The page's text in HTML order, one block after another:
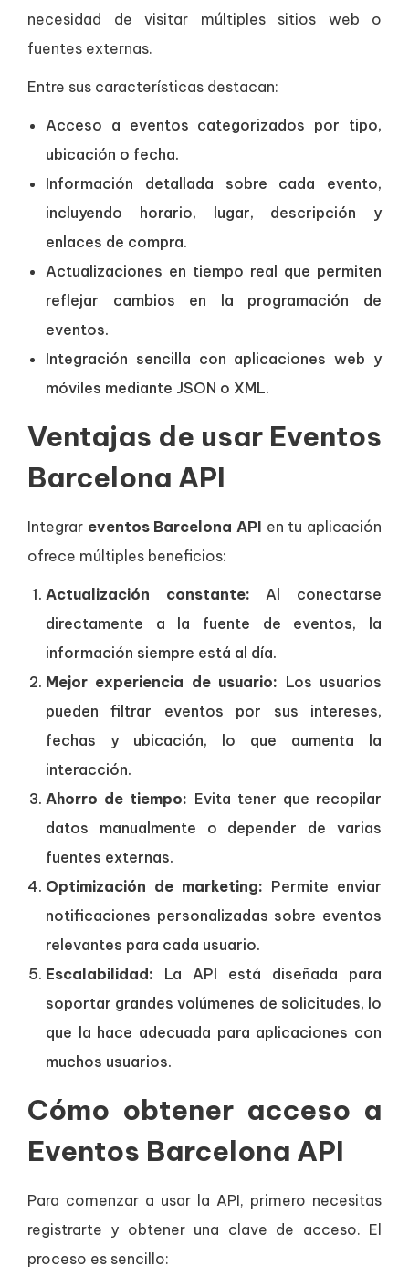
necesidad de visitar múltiples sitios web o
fuentes externas.
Entre sus características destacan:
Acceso a eventos categorizados por tipo,
ubicación o fecha.
Información detallada sobre cada evento,
incluyendo horario, lugar, descripción y
enlaces de compra.
Actualizaciones en tiempo real que permiten
reflejar cambios en la programación de
eventos.
Integración sencilla con aplicaciones web y
móviles mediante JSON o XML.
Ventajas de usar Eventos
Barcelona API
Integrar eventos Barcelona API en tu aplicación
ofrece múltiples beneficios:
Actualización constante: Al conectarse
directamente a la fuente de eventos, la
información siempre está al día.
Mejor experiencia de usuario: Los usuarios
pueden filtrar eventos por sus intereses,
fechas y ubicación, lo que aumenta la
interacción.
Ahorro de tiempo: Evita tener que recopilar
datos manualmente o depender de varias
fuentes externas.
Optimización de marketing: Permite enviar
notificaciones personalizadas sobre eventos
relevantes para cada usuario.
Escalabilidad: La API está diseñada para
soportar grandes volúmenes de solicitudes, lo
que la hace adecuada para aplicaciones con
muchos usuarios.
Cómo obtener acceso a
Eventos Barcelona API
Para comenzar a usar la API, primero necesitas
registrarte y obtener una clave de acceso. El
proceso es sencillo: